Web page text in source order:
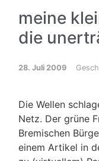
meine
die
28. Juli 2009
Die Wellen
Netz. Der grüne
Bremischen
einem Artikel in